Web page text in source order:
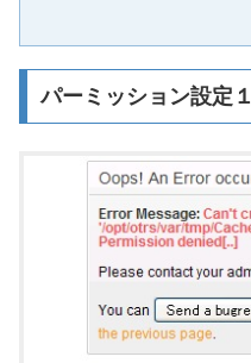
パーミッション設定１